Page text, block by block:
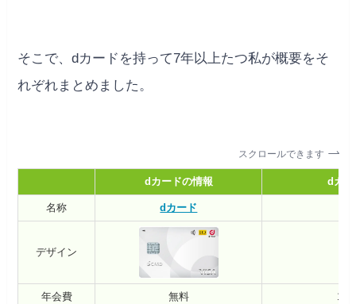
そこで、dカードを持って7年以上たつ私が概要をそ
れぞれまとめました。
スクロールできます
dカードの情報 dカ
名称 dカード
デザイン
年会費 無料